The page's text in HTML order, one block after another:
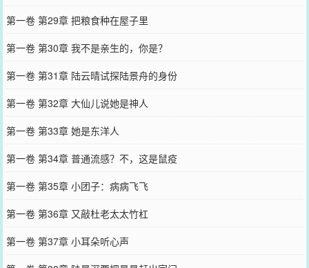
第一卷 第29章 把粮食种在屋子里
第一卷 第30章 我不是亲生的，你是？
第一卷 第31章 陆云晴试探陆景舟的身份
第一卷 第32章 大仙儿说她是神人
第一卷 第33章 她是东洋人
第一卷 第34章 普通流感？不，这是鼠疫
第一卷 第35章 小团子：病病飞飞
第一卷 第36章 又敲杜老太太竹杠
第一卷 第37章 小耳朵听心声